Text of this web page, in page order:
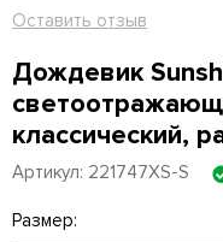
Оставить отзыв
Дождевик
классический,
Артикул: 221747XS-S
Размер: